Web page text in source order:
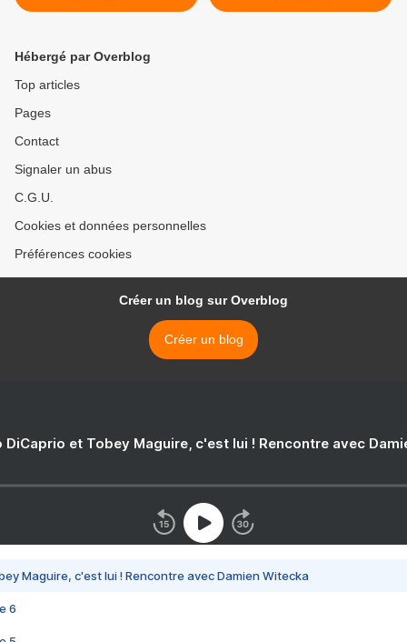
Hébergé par Overblog
Top articles
Pages
Contact
Signaler un abus
C.G.U.
Cookies et données personnelles
Préférences cookies
Créer un blog sur Overblog
Créer un blog
DiCaprio et Tobey Maguire, c'est lui ! Rencontre avec
Maguire, c'est lui ! Rencontre avec Damien Witecka
6